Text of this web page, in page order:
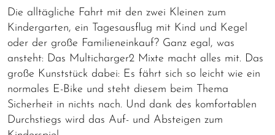
Die alltägliche Fahrt mit den zwei Kleinen zum
Kindergarten, ein Tagesausflug mit Kind und Kegel
oder der große Familieneinkauf? Ganz egal, was
ansteht: Das Multicharger2 Mixte macht alles mit. Das
große Kunststück dabei: Es fährt sich so leicht wie ein
normales E-Bike und steht diesem beim Thema
Sicherheit in nichts nach. Und dank des komfortablen
Durchstiegs wird das Auf- und Absteigen zum